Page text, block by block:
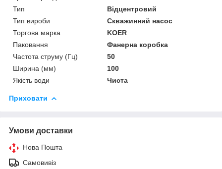
Тип
Відцентровий
Тип вироби
Скважинний насос
Торгова марка
KOER
Паковання
Фанерна коробка
Частота струму (Гц)
50
Ширина (мм)
100
Якість води
Чиста
Приховати
Умови доставки
Нова Пошта
Самовивіз